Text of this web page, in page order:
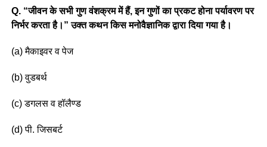
Q. “जीवन के सभी गुण वंशक्रम में हैं, इन गुणों का प्रकट होना पर्यावरण पर
निर्भर करता है।” उक्त कथन किस मनोवैज्ञानिक द्वारा दिया गया है।
(a) मैकाइवर व पेज
(b) वुडबर्थ
(c) डगलस व हॉलैण्ड
(d) पी. जिसबर्ट